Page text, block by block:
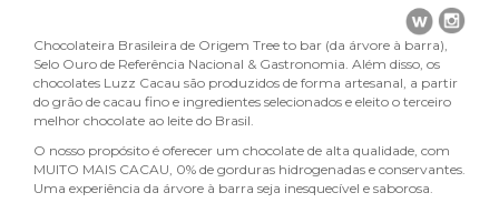
Chocolateira Brasileira de Origem Tree to bar (da árvore à barra),
Selo Ouro de Referência Nacional & Gastronomia. Além disso, os
chocolates Luzz Cacau são produzidos de forma artesanal, a partir
do grão de cacau fino e ingredientes selecionados e eleito o terceiro
melhor chocolate ao leite do Brasil.
O nosso propósito é oferecer um chocolate de alta qualidade, com
MUITO MAIS CACAU, 0% de gorduras hidrogenadas e conservantes.
Uma experiência da árvore à barra seja inesquecível e saborosa.